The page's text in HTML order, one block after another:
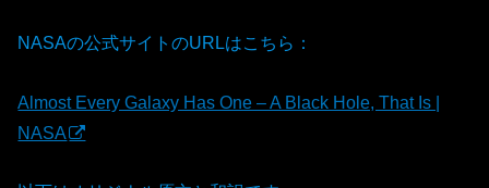
NASAの公式サイトのURLはこちら：
Almost Every Galaxy Has One – A Black Hole, That Is |
NASA